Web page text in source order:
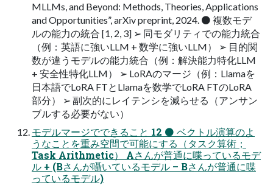
MLLMs, and Beyond: Methods, Theories, Applications
and Opportunities”, arXiv preprint, 2024. ⚫ 複数モデ
ルの能力の統合 [1, 2, 3] ➢ 同モダリティでの能力統合
（例：英語に強いLLM + 数学に強いLLM） ➢ 目的関
数が違うモデルの能力統合（例：解決能力特化LLM
+ 安全性特化LLM） ➢ LoRAのマージ（例：Llamaを
日本語でLoRA FTとLlamaを数学でLoRA FTのLoRA
部分） ➢ 副次的にレイテンシを減らせる（アンサン
ブルする必要がない）
モデルマージでできること 12 ⚫ ベクトル演算のよ
うなことを重み空間で可能にする（タスク算術；
Task Arithmetic） Aさんが普通に喋っているモデ
ル + (Bさんが囁いているモデル – Bさんが普通に喋
っているモデル)